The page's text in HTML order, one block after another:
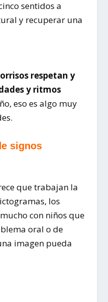
sentidos a
y recuperar una
respetan y
y ritmos
eso es algo muy
signos
que trabajan la
los
con niños que
oral o de
imagen pueda